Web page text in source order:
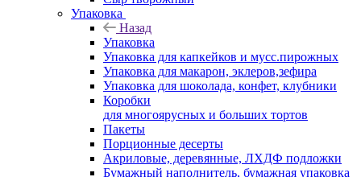
Упаковка
Назад
Упаковка
Упаковка для капкейков и мусс.пирожных
Упаковка для макарон, эклеров,зефира
Упаковка для шоколада, конфет, клубники
Коробки
для многоярусных и больших тортов
Пакеты
Порционные десерты
Акриловые, деревянные, ЛХДФ подложки
Бумажный наполнитель, бумажная упаковка